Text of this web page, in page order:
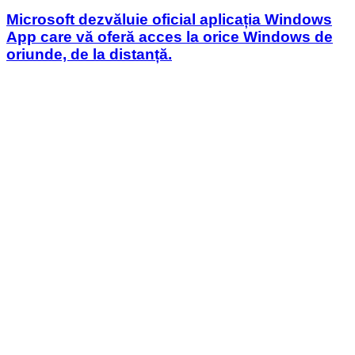
Microsoft dezvăluie oficial aplicația Windows
App care vă oferă acces la orice Windows de
oriunde, de la distanță.